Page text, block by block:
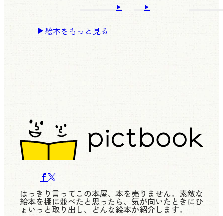
絵本をもっと見る
はっきり言ってこの本屋、本を売りません。素敵な
絵本を棚に並べたと思ったら、気が向いたときにひ
ょいっと取り出し、どんな絵本か紹介します。